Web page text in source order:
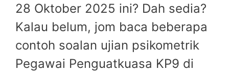
28 Oktober 2025 ini? Dah sedia?
Kalau belum, jom baca beberapa
contoh soalan ujian psikometrik
Pegawai Penguatkuasa KP9 di